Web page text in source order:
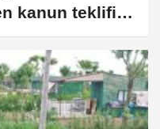
kanun teklifi